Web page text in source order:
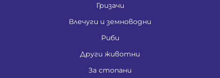
Гризачи
Влечуги и земноводни
Риби
Други животни
За стопани